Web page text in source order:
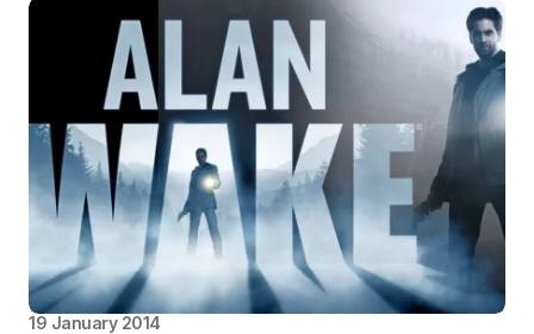
19 January 2014